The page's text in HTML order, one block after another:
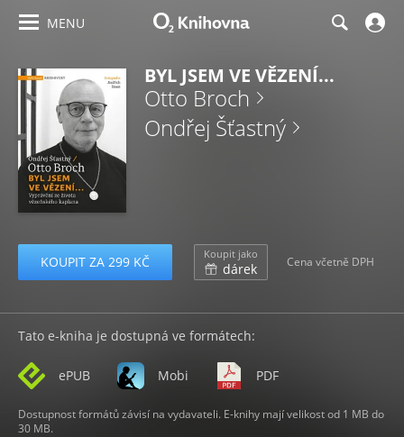
MENU
BYL JSEM VE VĚZENÍ...
Otto Broch
Ondřej Šťastný
KOUPIT ZA 299 KČ Koupit jako
dárek Cena včetně DPH
Tato e-kniha je dostupná ve formátech:
ePUB Mobi PDF
Dostupnost formátů závisí na vydavateli. E-knihy mají velikost od 1 MB do
30 MB.